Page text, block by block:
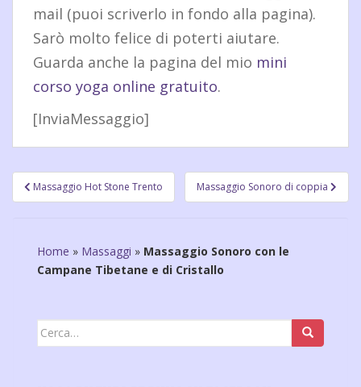
mail (puoi scriverlo in fondo alla pagina).
Sarò molto felice di poterti aiutare.
Guarda anche la pagina del mio mini
corso yoga online gratuito.
[InviaMessaggio]
Navigazione
articoli
Massaggio Hot Stone Trento Massaggio Sonoro di coppia
Home » Massaggi » Massaggio Sonoro con le
Campane Tibetane e di Cristallo
Cerca: